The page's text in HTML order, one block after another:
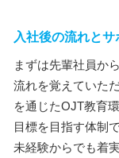
入社後の流れとサ
まずは先輩社員か
流れを覚えていた
を通じたOJT教育
目標を目指す体制
未経験からでも着